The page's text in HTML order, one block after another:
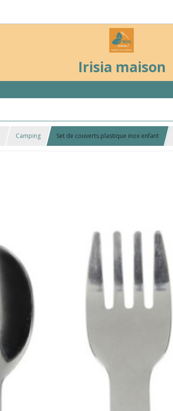
Irisia maison
Camping Set de couverts plastique inox enfant